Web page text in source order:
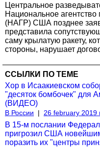
Центральное
Национальное агентство
(НАГР) США позднее
представила
саму крылатую ракету,
стороны, нарушает
ССЫЛКИ ПО ТЕМЕ
Хор в Исаакиевском
"десяток бомбочек" для
(ВИДЕО)
В России | 26 february 2019
В 15-м послании
пригрозил США
поразить их "центры